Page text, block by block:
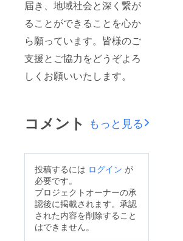
届き、地域社会と深く繋が
ることができることを心か
ら願っています。皆様のご
支援とご協力をどうぞよろ
しくお願いいたします。
コメント もっと見る
投稿するには ログイン が
必要です。
プロジェクトオーナーの承
認後に掲載されます。承認
された内容を削除すること
はできません。